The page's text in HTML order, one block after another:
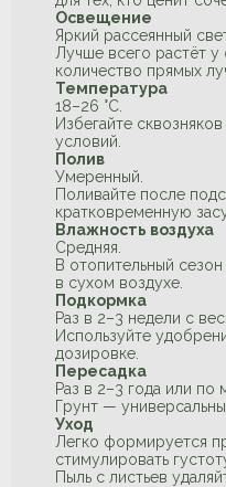
Освещение
Яркий рассеянный
Лучше всего растёт
количество прямых
Температура
18–26 °C.
Избегайте
условий.
Полив
Умеренный.
Поливайте после
кратковременную
Влажность воздуха
Средняя.
В отопительный
в сухом воздухе.
Подкормка
Раз в 2–3 недели с
Используйте
дозировке.
Пересадка
Раз в 2–3 года или по
Грунт —
Уход
Легко формируется
стимулировать
Пыль с листьев